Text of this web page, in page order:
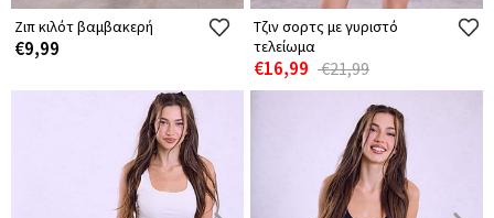
Ζιπ κιλότ βαμβακερή
€9,99
Τζιν σορτς με γυριστό
τελείωμα
€16,99 €21,99